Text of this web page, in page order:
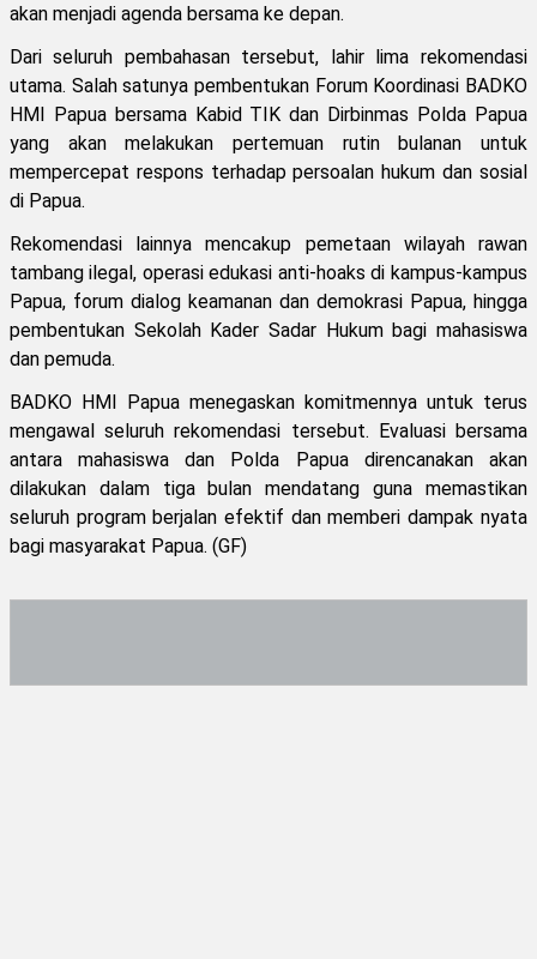
akan menjadi agenda bersama ke depan.
Dari seluruh pembahasan tersebut, lahir lima rekomendasi
utama. Salah satunya pembentukan Forum Koordinasi BADKO
HMI Papua bersama Kabid TIK dan Dirbinmas Polda Papua
yang akan melakukan pertemuan rutin bulanan untuk
mempercepat respons terhadap persoalan hukum dan sosial
di Papua.
Rekomendasi lainnya mencakup pemetaan wilayah rawan
tambang ilegal, operasi edukasi anti-hoaks di kampus-kampus
Papua, forum dialog keamanan dan demokrasi Papua, hingga
pembentukan Sekolah Kader Sadar Hukum bagi mahasiswa
dan pemuda.
BADKO HMI Papua menegaskan komitmennya untuk terus
mengawal seluruh rekomendasi tersebut. Evaluasi bersama
antara mahasiswa dan Polda Papua direncanakan akan
dilakukan dalam tiga bulan mendatang guna memastikan
seluruh program berjalan efektif dan memberi dampak nyata
bagi masyarakat Papua. (GF)